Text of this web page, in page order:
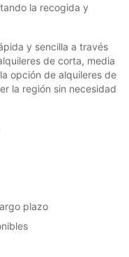
la recogida y
y sencilla a través
de corta, media
opción de alquileres de
la región sin necesidad
plazo